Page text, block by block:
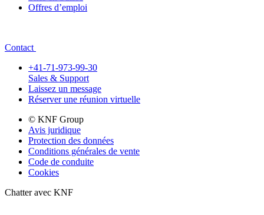
Offres d’emploi
Contact
+41-71-973-99-30
Sales & Support
Laissez un message
Réserver une réunion virtuelle
© KNF Group
Avis juridique
Protection des données
Conditions générales de vente
Code de conduite
Cookies
Chatter avec KNF